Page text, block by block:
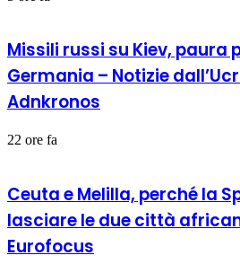
Missili russi su Kiev, paura
Germania – Notizie
Adnkronos
22 ore fa
Ceuta e Melilla, perché la
lasciare le due città
Eurofocus